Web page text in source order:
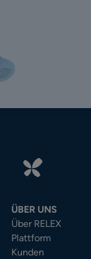
ÜBER UNS
Über RELEX
Plattform
Kunden